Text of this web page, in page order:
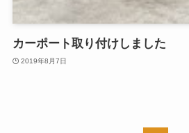
カーポート取り付けしました
2019年8月7日